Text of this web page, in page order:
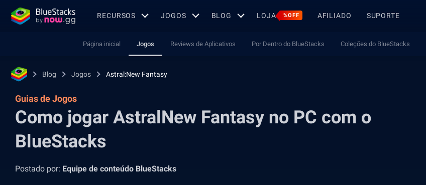
RECURSOS JOGOS BLOG LOJA %OFF AFILIADO SUPORTE
Página inicial Jogos Reviews de Aplicativos Por Dentro do BlueStacks Coleções do BlueStacks
Blog Jogos Astral:New Fantasy
Guias de Jogos
Como jogar AstralNew Fantasy no PC com o
BlueStacks
Postado por: Equipe de conteúdo BlueStacks